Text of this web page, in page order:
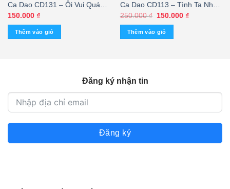
Ca Dao CD131 – Ôi Vui Quá
Xá Là Vui – Vân Sơn – Xuân
Phát – cái
150.000 ₫
Thêm vào giỏ
Ca Dao CD113 – Tình Ta Như
Lúa Đơm Hoa – Hồng Trúc 10
(Trầy) KGTUS
250.000₫
Giá
là:
250.000 ₫.
150.000 ₫Giá
Thêm vào giỏ
Đăng ký nhận tin
Đăng ký